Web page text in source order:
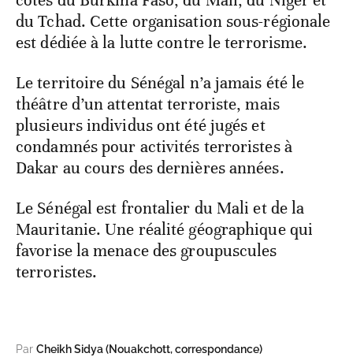
du Tchad. Cette organisation sous-régionale
est dédiée à la lutte contre le terrorisme.
Le territoire du Sénégal n’a jamais été le
théâtre d’un attentat terroriste, mais
plusieurs individus ont été jugés et
condamnés pour activités terroristes à
Dakar au cours des dernières années.
Le Sénégal est frontalier du Mali et de la
Mauritanie. Une réalité géographique qui
favorise la menace des groupuscules
terroristes.
Par Cheikh Sidya (Nouakchott, correspondance)